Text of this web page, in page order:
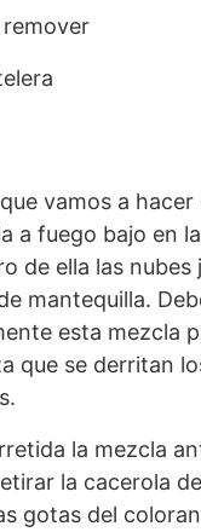
remover
vamos a
a fuego bajo en
de ella las nubes
mantequilla.
esta mezcla
que se derritan
la mezcla
la cacerola
gotas del